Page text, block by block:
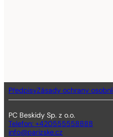
PředpisyZásady ochrany
PC Beskidy Sp. z o.o.
Telefon: +420555558888
info@parizske.cz